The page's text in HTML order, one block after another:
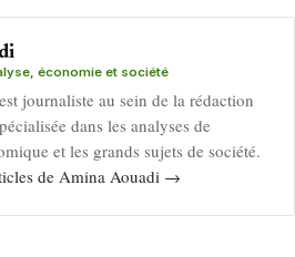
économie et société
journaliste au sein de la rédaction
dans les analyses de
et les grands sujets de société.
de Amina Aouadi →